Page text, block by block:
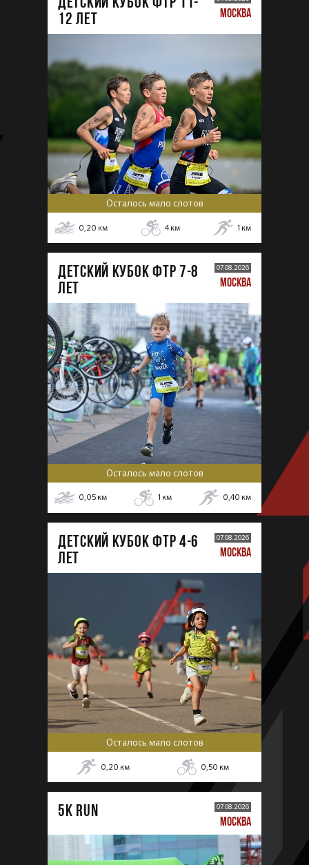
12 лет
МОСКВА
Осталось мало слотов
0,20 км 4км 1 км
ДЕТСКИЙ КУБОК ФТР 7-8
лет
07.08.2026
МОСКВА
Осталось мало слотов
0,05 км 1 км 0,40 км
ДЕТСКИЙ КУБОК ФТР 4-6
лет
07.08.2026
МОСКВА
Осталось мало слотов
0,20 км 0,50 км
5К RUN 07.08.2026
МОСКВА